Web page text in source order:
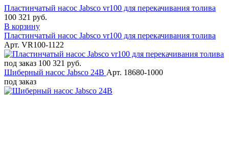
Пластинчатый насос Jabsco vr100 для перекачивания толива
100 321 руб.
В корзину
Пластинчатый насос Jabsco vr100 для перекачивания толива
Арт. VR100-1122
под заказ 100 321 руб.
Шиберный насос Jabsco 24В Арт. 18680-1000
под заказ